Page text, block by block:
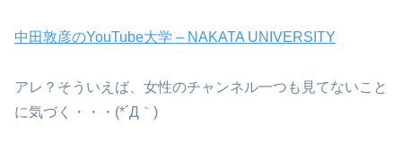
中田敦彦のYouTube大学 – NAKATA UNIVERSITY
アレ？そういえば、女性のチャンネル一つも見てないこと
に気づく・・・(*´Д｀)